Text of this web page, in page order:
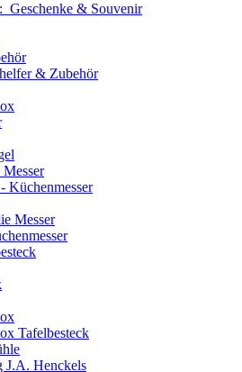
Geschenke & Souvenir
& Zubehör
Küchenmesser
Messer
Tafelbesteck
J.A. Henckels